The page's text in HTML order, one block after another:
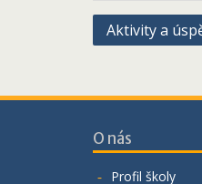
Navigace
Aktivity a
O nás
Profil školy